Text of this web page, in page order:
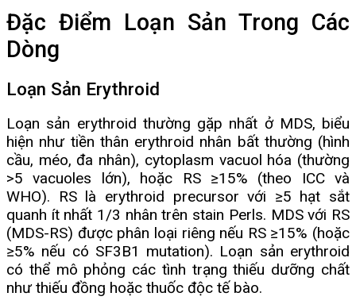
Đặc Điểm Loạn Sản Trong Các
Dòng
Loạn Sản Erythroid
Loạn sản erythroid thường gặp nhất ở MDS, biểu
hiện như tiền thân erythroid nhân bất thường (hình
cầu, méo, đa nhân), cytoplasm vacuol hóa (thường
>5 vacuoles lớn), hoặc RS ≥15% (theo ICC và
WHO). RS là erythroid precursor với ≥5 hạt sắt
quanh ít nhất 1/3 nhân trên stain Perls. MDS với RS
(MDS-RS) được phân loại riêng nếu RS ≥15% (hoặc
≥5% nếu có SF3B1 mutation). Loạn sản erythroid
có thể mô phỏng các tình trạng thiếu dưỡng chất
như thiếu đồng hoặc thuốc độc tế bào.